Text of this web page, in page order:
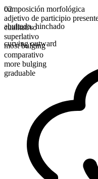
composición morfológica
adjetivo de participio
cualitativo
superlativo
most bulging
comparativo
more bulging
graduable
02
abultado,hinchado
curving outward